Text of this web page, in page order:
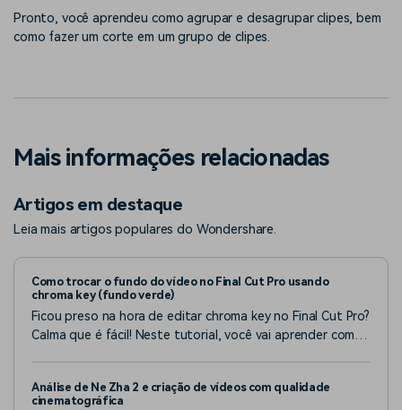
Pronto, você aprendeu como agrupar e desagrupar clipes, bem
como fazer um corte em um grupo de clipes.
Mais informações relacionadas
Artigos em destaque
Leia mais artigos populares do Wondershare.
Como trocar o fundo do vídeo no Final Cut Pro usando
chroma key (fundo verde)
Ficou preso na hora de editar chroma key no Final Cut Pro?
Calma que é fácil! Neste tutorial, você vai aprender como
Análise de Ne Zha 2 e criação de vídeos com qualidade
cinematográfica